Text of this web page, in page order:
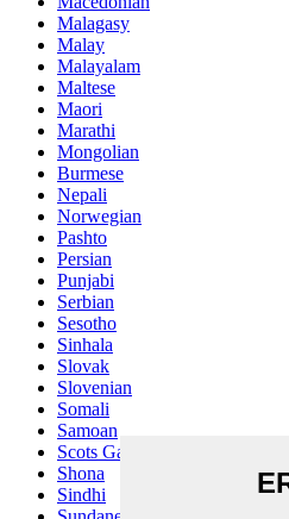
Malagasy
Malay
Malayalam
Maltese
Maori
Marathi
Mongolian
Burmese
Nepali
Norwegian
Pashto
Persian
Punjabi
Serbian
Sesotho
Sinhala
Slovak
Slovenian
Somali
Samoan
Scots Gaelic
Shona
Sindhi